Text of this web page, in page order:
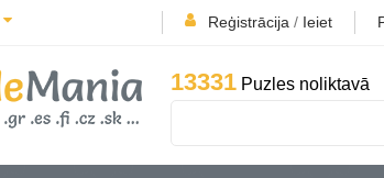
Reģistrācija / Ieiet
13331 Puzles noliktavā